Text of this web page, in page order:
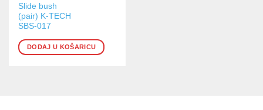
Slide bush
(pair) K-TECH
SBS-017
DODAJ U KOŠARICU